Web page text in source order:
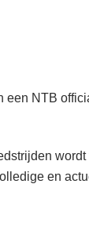
een NTB
en